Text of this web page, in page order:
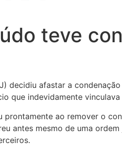
teve
decidiu afastar a
que indevidamente
ao remover o
antes mesmo de uma